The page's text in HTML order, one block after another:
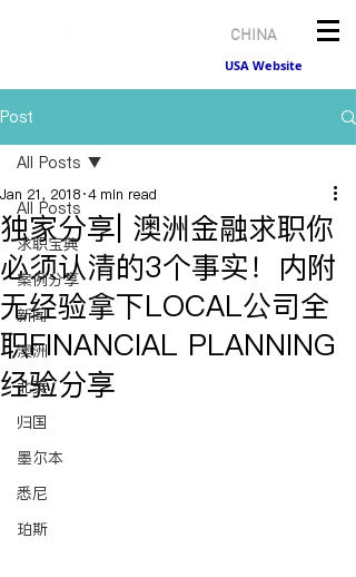
CHINA
USA Website
Post
All Posts
求职宝典
案例分享
新闻
澳洲
北美
归国
墨尔本
悉尼
珀斯
All Posts
独家分享| 澳洲金融求职你
必须认清的3个事实！内附
无经验拿下LOCAL公司全
职FINANCIAL PLANNING
经验分享
Jan 21, 2018 4 min read